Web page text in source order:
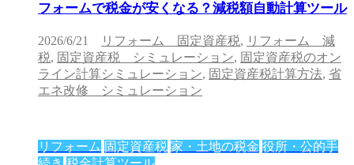
フォームで税金が安くなる？減税額自動計算ツール
2026/6/21 リフォーム 固定資産税, リフォーム 減
税, 固定資産税 シミュレーション, 固定資産税のオン
ライン計算シミュレーション, 固定資産税計算方法, 省
エネ改修 シミュレーション
リフォーム 固定資産税 家・土地の税金 役所・公的手